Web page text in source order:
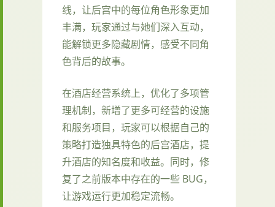
线，让后宫中的每位角色形象更加
丰满，玩家通过与她们深入互动，
能解锁更多隐藏剧情，感受不同角
色背后的故事。
在酒店经营系统上，优化了多项管
理机制，新增了更多可经营的设施
和服务项目，玩家可以根据自己的
策略打造独具特色的后宫酒店，提
升酒店的知名度和收益。同时，修
复了之前版本中存在的一些 BUG，
让游戏运行更加稳定流畅。